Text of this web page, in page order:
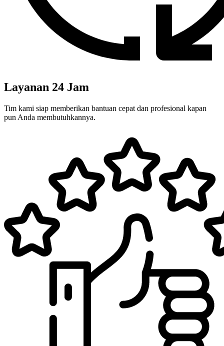
Layanan 24 Jam
Tim kami siap memberikan bantuan cepat dan profesional kapan
pun Anda membutuhkannya.